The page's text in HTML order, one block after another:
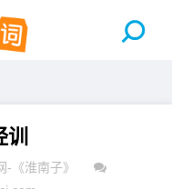
- 《淮南子》